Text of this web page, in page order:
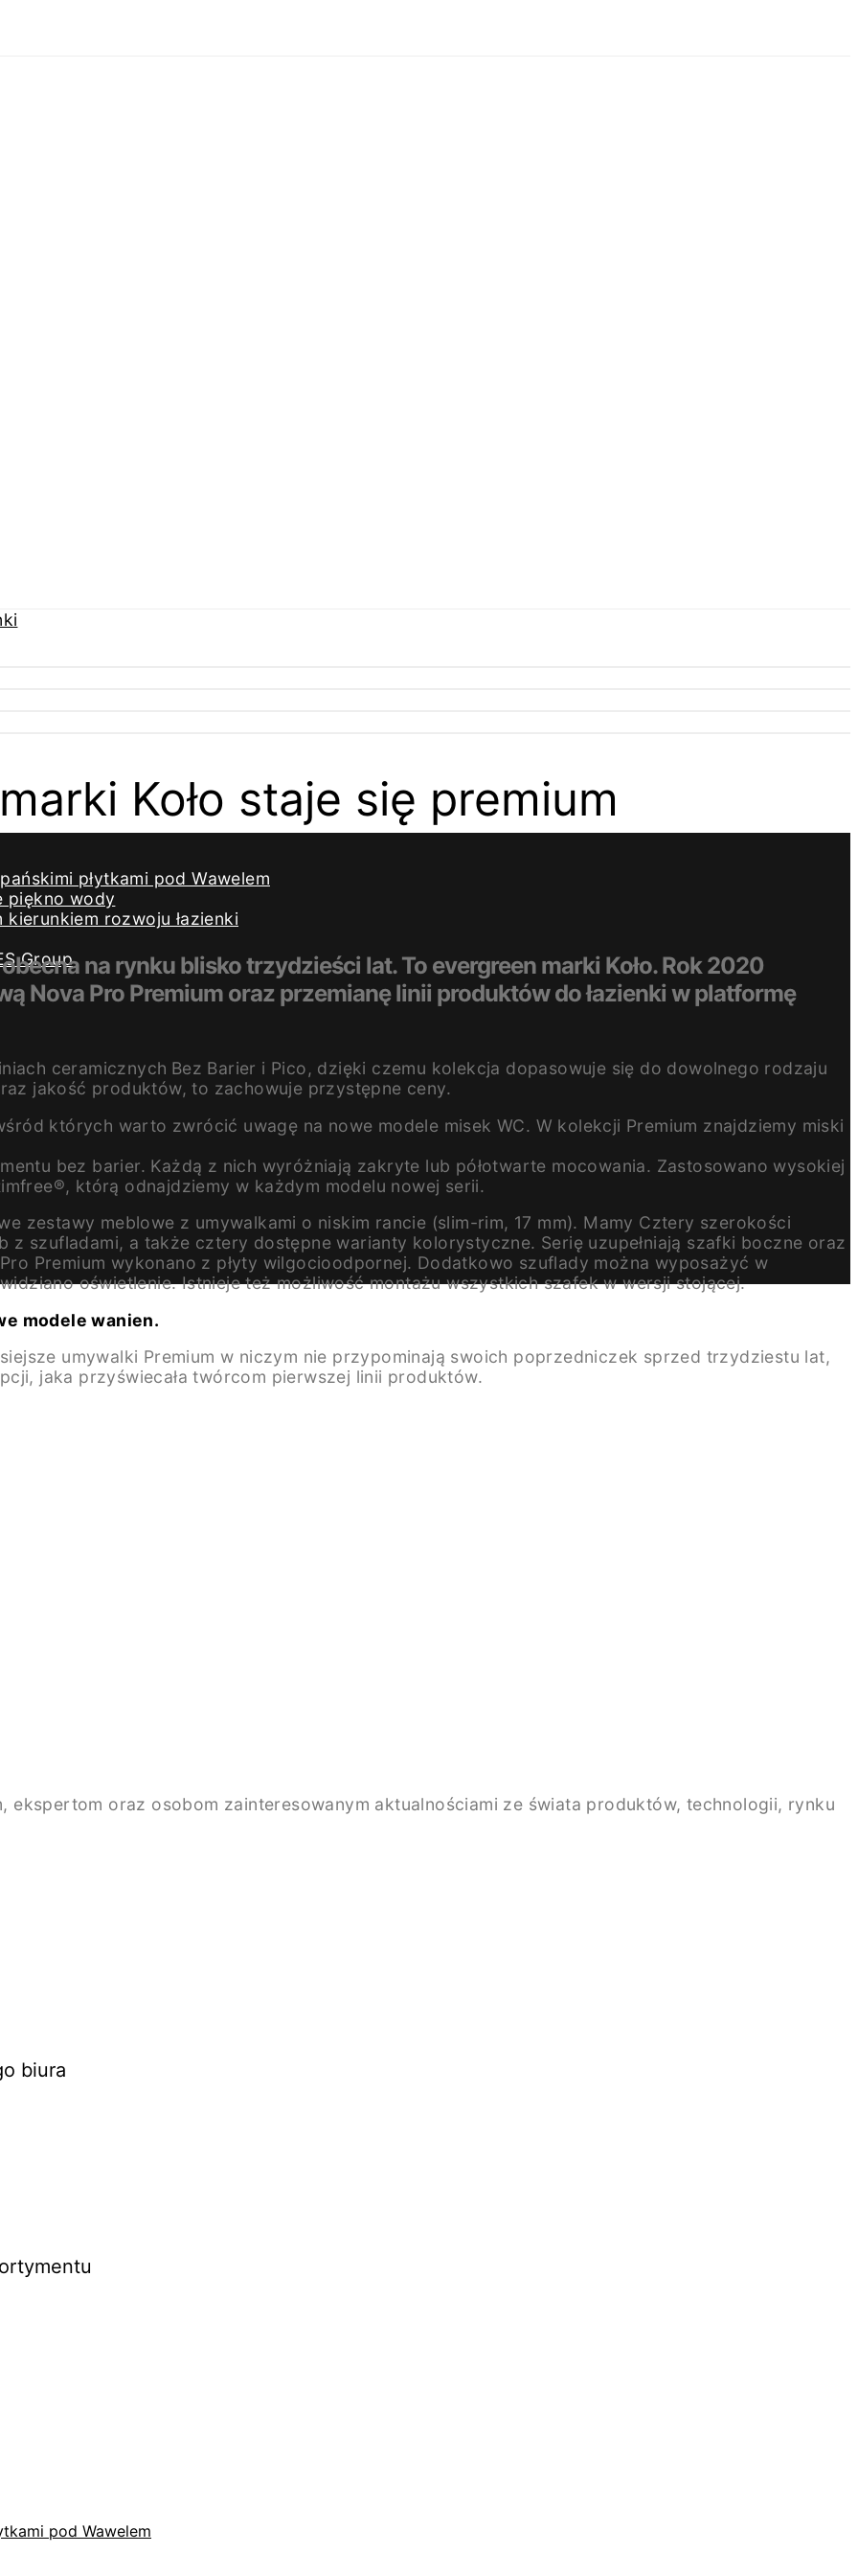
płytkami pod Wawelem
piękno wody
rozwoju łazienki
Group
Koło staje się premium
na rynku blisko trzydzieści lat. To evergreen marki Koło. Rok 2020
Nova Pro Premium oraz przemianę linii produktów do łazienki w platformę
ceramicznych Bez Barier i Pico, dzięki czemu kolekcja dopasowuje się do dowolnego rodzaju
jakość produktów, to zachowuje przystępne ceny.
których warto zwrócić uwagę na nowe modele misek WC. W kolekcji Premium znajdziemy miski
bez barier. Każdą z nich wyróżniają zakryte lub półotwarte mocowania. Zastosowano wysokiej
którą odnajdziemy w każdym modelu nowej serii.
zestawy meblowe z umywalkami o niskim rancie (slim-rim, 17 mm). Mamy Cztery szerokości
szufladami, a także cztery dostępne warianty kolorystyczne. Serię uzupełniają szafki boczne oraz
Premium wykonano z płyty wilgocioodpornej. Dodatkowo szuflady można wyposażyć w
oświetlenie. Istnieje też możliwość montażu wszystkich szafek w wersji stojącej.
modele wanien.
umywalki Premium w niczym nie przypominają swoich poprzedniczek sprzed trzydziestu lat,
jaka przyświecała twórcom pierwszej linii produktów.
ekspertom oraz osobom zainteresowanym aktualnościami ze świata produktów, technologii, rynku
biura
pod Wawelem